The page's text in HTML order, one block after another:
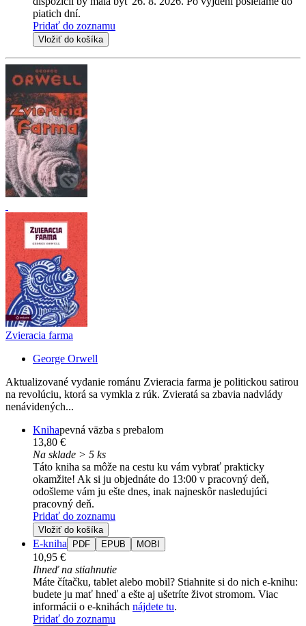
piatich dní.
Pridať do zoznamu
Vložiť do košíka
Zvieracia farma
George Orwell
Aktualizované vydanie románu Zvieracia farma je politickou satirou
na revolúciu, ktorá sa vymkla z rúk. Zvieratá sa zbavia nadvlády
nenávidených...
Knihapevná väzba s prebalom
13,80 €
Na sklade > 5 ks
Táto kniha sa môže na cestu ku vám vybrať prakticky
okamžite! Ak si ju objednáte do 13:00 v pracovný deň,
odošleme vám ju ešte dnes, inak najneskôr nasledujúci
pracovný deň.
Pridať do zoznamu
Vložiť do košíka
E-kniha PDF EPUB MOBI
10,95 €
Ihneď na stiahnutie
Máte čítačku, tablet alebo mobil? Stiahnite si do nich e-knihu:
budete ju mať hneď a ešte aj ušetríte život stromom. Viac
informácii o e-knihách nájdete tu.
Pridať do zoznamu